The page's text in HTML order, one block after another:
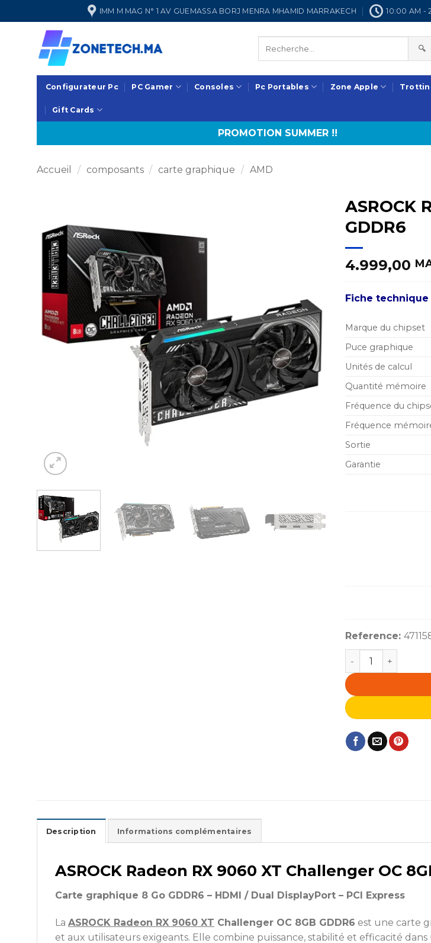
au
IMM M MAG N° 1 AV GUEMASSA BORJ MENRA MHAMID MARRAKECH 10:00 AM -
🔍
Configurateur Pc PC Gamer Consoles Pc Portables Zone Apple
Gift Cards
PROMOTION SUMMER !!
Accueil / composants / carte graphique / AMD
ASROCK
GDDR6
4.999,00
Fiche technique
Marque du chipset
Puce graphique
Unités de calcul
Quantité mémoire
Fréquence du
Fréquence
Sortie
Garantie
Reference:
quantité de
Description Informations complémentaires
ASROCK Radeon RX 9060 XT Challenger OC
Carte graphique 8 Go GDDR6 – HDMI / Dual DisplayPort – PCI Express
La ASROCK Radeon RX 9060 XT Challenger OC 8GB GDDR6 est une carte
et aux utilisateurs exigeants. Elle combine puissance, stabilité et efficacité